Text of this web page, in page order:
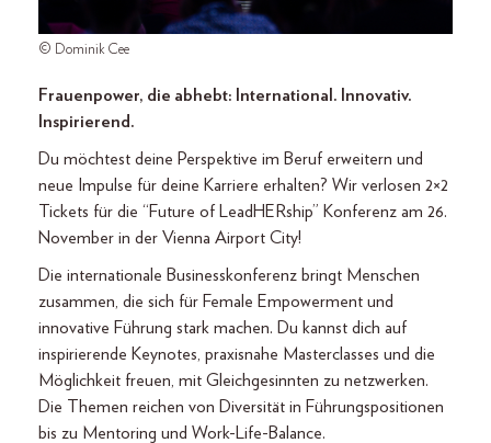
© Dominik Cee
Frauenpower, die abhebt: International. Innovativ.
Inspirierend.
Du möchtest deine Perspektive im Beruf erweitern und
neue Impulse für deine Karriere erhalten? Wir verlosen 2×2
Tickets für die “Future of LeadHERship” Konferenz am 26.
November in der Vienna Airport City!
Die internationale Businesskonferenz bringt Menschen
zusammen, die sich für Female Empowerment und
innovative Führung stark machen. Du kannst dich auf
inspirierende Keynotes, praxisnahe Masterclasses und die
Möglichkeit freuen, mit Gleichgesinnten zu netzwerken.
Die Themen reichen von Diversität in Führungspositionen
bis zu Mentoring und Work-Life-Balance.